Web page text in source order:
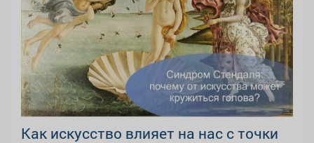
Как искусство влияет на нас с точки